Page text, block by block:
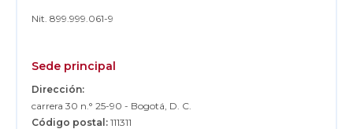
Nit. 899.999.061-9
Sede principal
Dirección:
carrera 30 n.° 25-90 - Bogotá, D. C.
Código postal: 111311